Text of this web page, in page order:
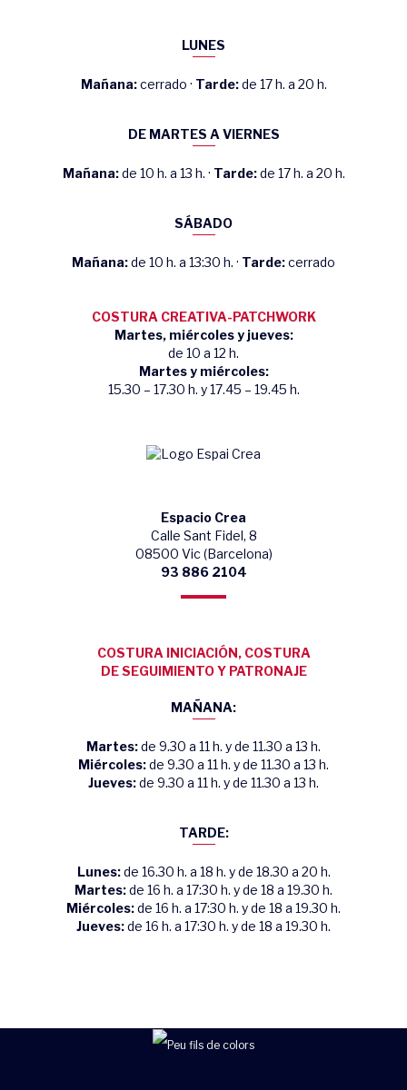
LUNES
Mañana:cerrado · Tarde:de 17 h. a 20 h.
DE MARTES A VIERNES
Mañana:de 10 h. a 13 h. · Tarde:de 17 h. a 20 h.
SÁBADO
Mañana:de 10 h. a 13:30 h. · Tarde:cerrado
COSTURA CREATIVA-PATCHWORK
Martes, miércoles y jueves:
de 10 a 12 h.
Martes y miércoles:
15.30 – 17.30 h. y 17.45 – 19.45 h.
Espacio Crea
Calle Sant Fidel, 8
08500 Vic (Barcelona)
93 886 2104
COSTURA INICIACIÓN, COSTURA
DE SEGUIMIENTO Y PATRONAJE
MAÑANA:
Martes:de 9.30 a 11 h. y de 11.30 a 13 h.
Miércoles:de 9.30 a 11 h. y de 11.30 a 13 h.
Jueves:de 9.30 a 11 h. y de 11.30 a 13 h.
TARDE:
Lunes:de 16.30 h. a 18 h. y de 18.30 a 20 h.
Martes:de 16 h. a 17:30 h. y de 18 a 19.30 h.
Miércoles:de 16 h. a 17:30 h. y de 18 a 19.30 h.
Jueves:de 16 h. a 17:30 h. y de 18 a 19.30 h.